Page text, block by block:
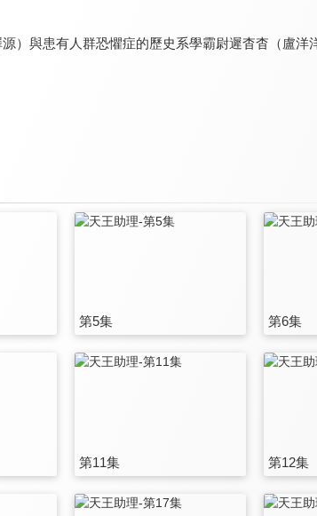
）與患有人群恐懼症的歷史系學霸尉遲杳杳（盧洋
第5集 第6集
第11集 第12集